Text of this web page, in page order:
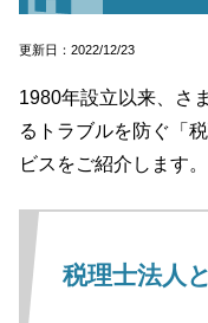
更新日：2022/12/23
1980年設立以来、さ
るトラブルを防ぐ「
ビスをご紹介します。
税理士法人